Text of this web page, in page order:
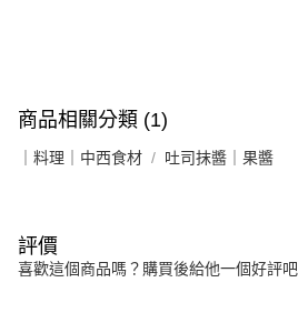
商品相關分類 (1)
｜料理｜中西食材 吐司抹醬｜果醬
評價
喜歡這個商品嗎？購買後給他一個好評吧